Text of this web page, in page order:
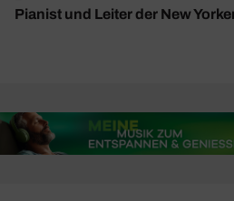
Pianist und Leiter der New